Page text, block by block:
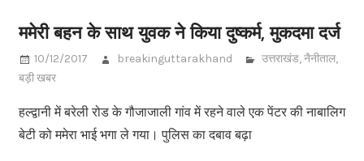
ममेरी बहन के साथ युवक ने किया दुष्कर्म, मुकदमा दर्ज
10/12/2017 breakinguttarakhand उत्तराखंड,नैनीताल,
बड़ी खबर
हल्द्वानी में बरेली रोड के गौजाजाली गांव में रहने वाले एक पेंटर की नाबालिग
बेटी को ममेरा भाई भगा ले गया। पुलिस का दबाव बढ़ा